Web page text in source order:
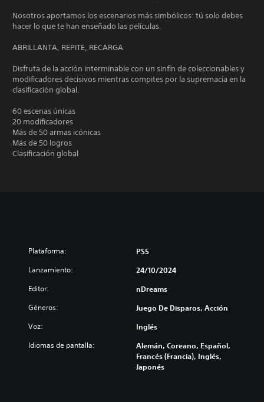
Nosotros aportamos los escenarios más simbólicos: tú solo debes
hacer lo que te han enseñado las películas.
ABRILLANTA, REPITE, RECARGA
Disfruta de la acción interminable con un sinfín de coleccionables y
modificadores decisivos mientras compites por la supremacía en la
clasificación global.
60 escenas únicas
20 modificadores
Más de 50 armas icónicas
Más de 50 logros
Clasificación global
Plataforma: PS5
Lanzamiento: 24/10/2024
Editor: nDreams
Géneros: Juego De Disparos, Acción
Voz: Inglés
Idiomas de pantalla:
Alemán, Coreano, Español,
Francés (Francia), Inglés,
Japonés